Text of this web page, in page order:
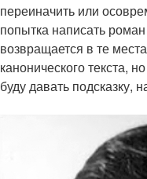
переиначить или
попытка написать
возвращается в те
канонического текста,
буду давать подсказку,